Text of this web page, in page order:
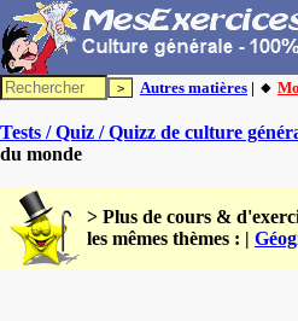
Autres matières | 🔸
Tests / Quiz / Quizz de culture
du monde
> Plus de cours &
les mêmes thèmes : |